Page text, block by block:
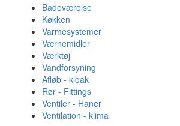
Badeværelse
Køkken
Varmesystemer
Værnemidler
Værktøj
Vandforsyning
Afløb - kloak
Rør - Fittings
Ventiler - Haner
Ventilation - klima